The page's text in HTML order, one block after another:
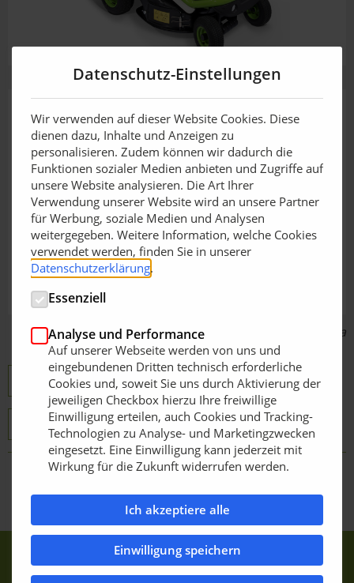
Bildquelle: Etesia
ETESIA SAS Vorführung buchen
Händler suchen
Datenschutz-Einstellungen
Wir verwenden auf dieser Website Cookies. Diese
dienen dazu, Inhalte und Anzeigen zu
personalisieren. Zudem können wir dadurch die
Funktionen sozialer Medien anbieten und Zugriffe auf
unsere Website analysieren. Die Art Ihrer
Verwendung unserer Website wird an unsere Partner
für Werbung, soziale Medien und Analysen
weitergegeben. Weitere Information, welche Cookies
verwendet werden, finden Sie in unserer
Datenschutzerklärung.
Essenziell
Analyse und Performance
Auf unserer Webseite werden von uns und
eingebundenen Dritten technisch erforderliche
Cookies und, soweit Sie uns durch Aktivierung der
jeweiligen Checkbox hierzu Ihre freiwillige
Einwilligung erteilen, auch Cookies und Tracking-
Technologien zu Analyse- und Marketingzwecken
eingesetzt. Eine Einwilligung kann jederzeit mit
Wirkung für die Zukunft widerrufen werden.
Ich akzeptiere alle
Einwilligung speichern